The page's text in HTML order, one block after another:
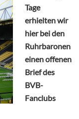
Tage
erhielten wir
hier bei den
Ruhrbaronen
einen offenen
Brief des
BVB-
Fanclubs